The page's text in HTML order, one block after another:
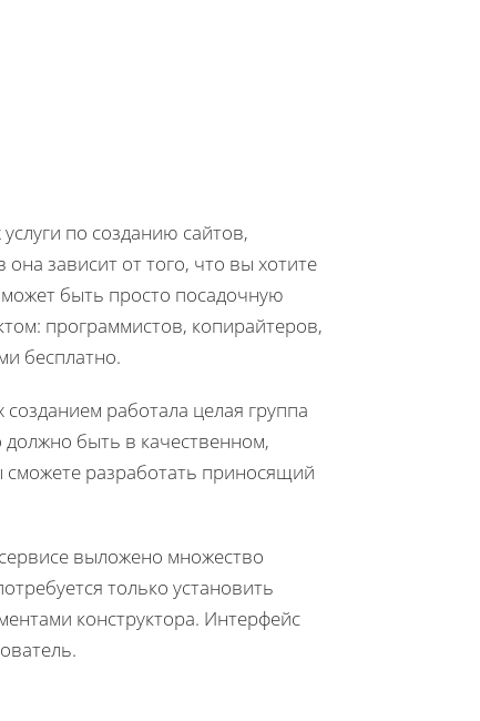
по созданию сайтов,
зависит от того, что вы хотите
быть просто посадочную
программистов, копирайтеров,
бесплатно.
созданием работала целая группа
быть в качественном,
разработать приносящий
выложено множество
только установить
конструктора. Интерфейс